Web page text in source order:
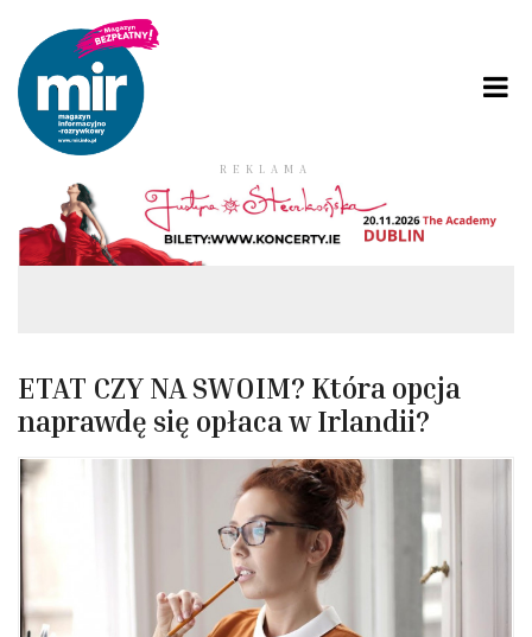
REKLAMA
ETAT CZY NA SWOIM? Która opcja
naprawdę się opłaca w Irlandii?